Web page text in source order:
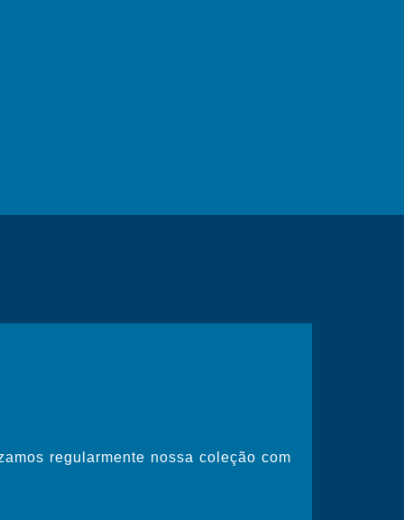
regularmente nossa coleção com